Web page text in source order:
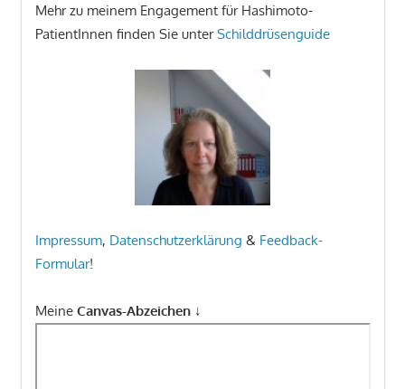
Mehr zu meinem Engagement für Hashimoto-
PatientInnen finden Sie unterSchilddrüsenguide
Impressum, Datenschutzerklärung & Feedback-
Formular!
Meine Canvas-Abzeichen↓